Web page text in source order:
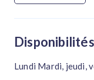
Disponibilités
Lundi Mardi, jeudi,